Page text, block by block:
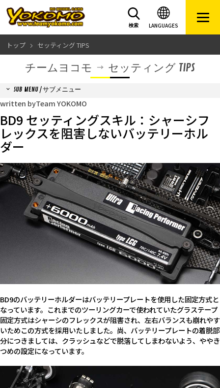
LANGUAGES
検索
トップ セッティング TIPS
チームヨコモ セッティング TIPS
SUB MENU / サブメニュー
written byTeam YOKOMO
BD9 セッティングスキル：シャーシフ
レックスを阻害しないバッテリーホル
ダー
BD9のバッテリーホルダーはバッテリープレートを使用した固定方式と
なっています。これまでのツーリングカーで使われていたグラステープ
固定方式はシャーシのフレックスが阻害され、左右バランスも崩れやす
いためこの方式を採用いたしました。尚、バッテリープレートの着脱部
分につきましては、クラッシュなどで脱落してしまわないよう、ややき
つめの設定になっています。